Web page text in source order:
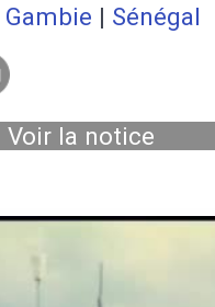
Gambie | Sénégal
Voir la notice